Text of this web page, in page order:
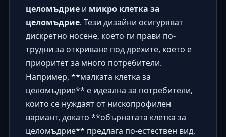
целомъдриеи микро клетка за
целомъдрие. Тези дизайни осигуряват
дискретно носене, което ги прави по-
трудни за откриване под дрехите, което е
приоритет за много потребители.
Например, **малката клетка за
целомъдрие** е идеална за потребители,
които се нуждаят от нископрофилен
вариант, докато **обърнатата клетка за
целомъдрие** предлага по-естествен вид,